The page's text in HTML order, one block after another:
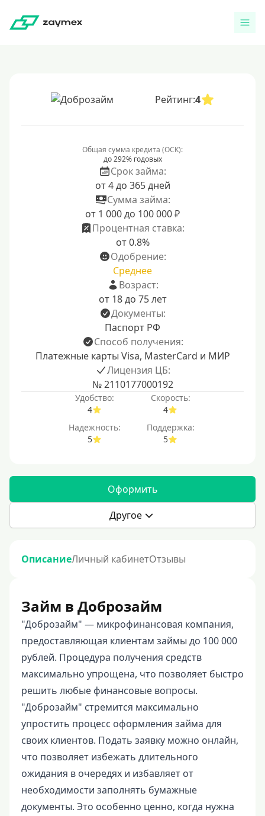
Рейтинг:4
Общая сумма кредита (ОСК):
до 292% годовых
Срок займа:
от 4 до 365 дней
Сумма займа:
от 1 000 до 100 000 ₽
Процентная ставка:
от 0.8%
Одобрение:
Среднее
Возраст:
от 18 до 75 лет
Документы:
Паспорт РФ
Способ получения:
Платежные карты Visa, MasterCard и МИР
Лицензия ЦБ:
№ 2110177000192
Удобство:
4
Скорость:
4
Надежность:
5
Поддержка:
5
Оформить
Другое
ОписаниеЛичный кабинетОтзывы
Займ в Доброзайм
"Доброзайм" — микрофинансовая компания,
предоставляющая клиентам займы до 100 000
рублей. Процедура получения средств
максимально упрощена, что позволяет быстро
решить любые финансовые вопросы.
"Доброзайм" стремится максимально
упростить процесс оформления займа для
своих клиентов. Подать заявку можно онлайн,
что позволяет избежать длительного
ожидания в очередях и избавляет от
необходимости заполнять бумажные
документы. Это особенно ценно, когда нужна